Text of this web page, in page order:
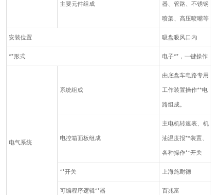
主要元件组成 器、管路、不锈钢
喷架、高压喷嘴等
安装位置 吸盘吸风口内
**形式 电子**，一键操作
电气系统
系统组成
由底盘车电路专用
工作装置操作**电
路组成。
电控箱面板组成
主电机转速表、机
油温度报**装置、
各种操作**开关
**开关 上海施耐德
可编程序逻辑**器 百兆富